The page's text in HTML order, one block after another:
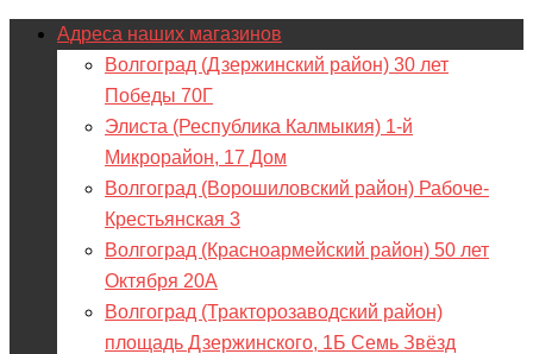
Адреса наших магазинов
Волгоград (Дзержинский район) 30 лет
Победы 70Г
Элиста (Республика Калмыкия) 1-й
Микрорайон, 17 Дом
Волгоград (Ворошиловский район) Рабоче-
Крестьянская 3
Волгоград (Красноармейский район) 50 лет
Октября 20А
Волгоград (Тракторозаводский район)
площадь Дзержинского, 1Б Семь Звёзд